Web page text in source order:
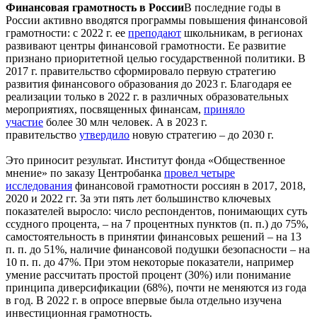
Финансовая грамотность в РоссииВ последние годы в
России активно вводятся программы повышения финансовой
грамотности: с 2022 г. ее преподают школьникам, в регионах
развивают центры финансовой грамотности. Ее развитие
признано приоритетной целью государственной политики. В
2017 г. правительство сформировало первую стратегию
развития финансового образования до 2023 г. Благодаря ее
реализации только в 2022 г. в различных образовательных
мероприятиях, посвященных финансам, приняло
участие более 30 млн человек. А в 2023 г.
правительство утвердило новую стратегию – до 2030 г.
Это приносит результат. Институт фонда «Общественное
мнение» по заказу Центробанка провел четыре
исследования финансовой грамотности россиян в 2017, 2018,
2020 и 2022 гг. За эти пять лет большинство ключевых
показателей выросло: число респондентов, понимающих суть
ссудного процента, – на 7 процентных пунктов (п. п.) до 75%,
самостоятельность в принятии финансовых решений – на 13
п. п. до 51%, наличие финансовой подушки безопасности – на
10 п. п. до 47%. При этом некоторые показатели, например
умение рассчитать простой процент (30%) или понимание
принципа диверсификации (68%), почти не меняются из года
в год. В 2022 г. в опросе впервые была отдельно изучена
инвестиционная грамотность.